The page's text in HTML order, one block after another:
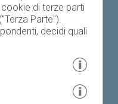
19 °C 33 °C
Alto Adige
di terze parti
Parte").
decidi quali
"Salva selezione"
di consentire l'uso
in qualsiasi